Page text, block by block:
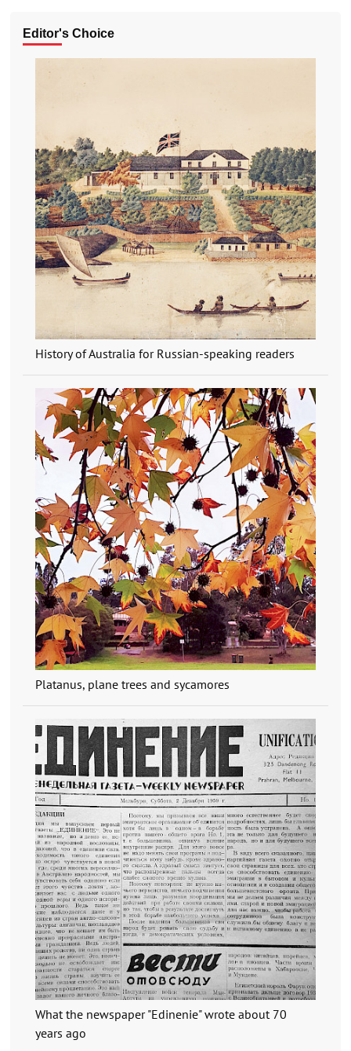
Editor's Choice
History of Australia for Russian-speaking readers
Platanus, plane trees and sycamores
What the newspaper "Edinenie" wrote about 70
years ago